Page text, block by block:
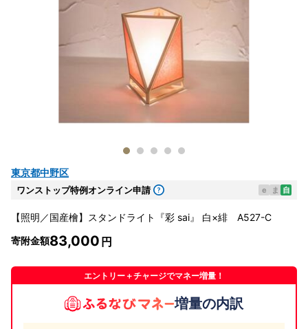
東京都中野区
ワンストップ特例オンライン申請 e ま 自
【照明／国産檜】スタンドライト『彩 sai』 白×緋 A527-C
寄附金額83,000
エントリー＋チャージでマネー増量！
増量の内訳